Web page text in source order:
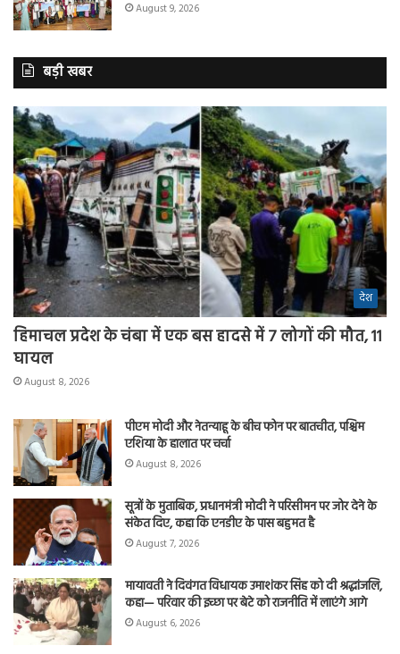
August 9, 2026
बड़ी खबर
देश
हिमाचल प्रदेश के चंबा में एक बस हादसे में 7 लोगों की मौत, 11
घायल
August 8, 2026
पीएम मोदी और नेतन्याहू के बीच फोन पर बातचीत, पश्चिम
एशिया के हालात पर चर्चा
August 8, 2026
सूत्रों के मुताबिक, प्रधानमंत्री मोदी ने परिसीमन पर जोर देने के
संकेत दिए, कहा कि एनडीए के पास बहुमत है
August 7, 2026
मायावती ने दिवंगत विधायक उमाशंकर सिंह को दी श्रद्धांजलि,
कहा— परिवार की इच्छा पर बेटे को राजनीति में लाएंगे आगे
August 6, 2026